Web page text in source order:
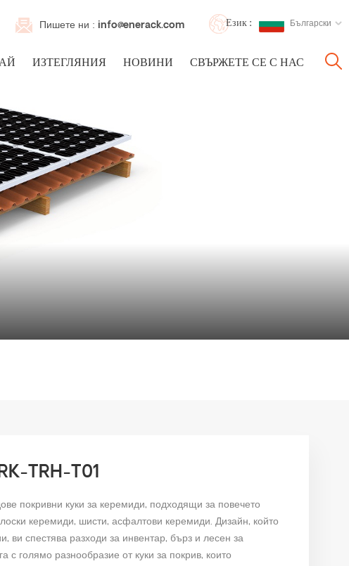
Пишете ни : info@enerack.com Език : Български
ИЗТЕГЛЯНИЯ НОВИНИ СВЪРЖЕТЕ СЕ С НАС
TRH-T01
покривни куки за керемиди, подходящи за повечето
керемиди, шисти, асфалтови керемиди. Дизайн, който
ви спестява разходи за инвентар, бърз и лесен за
с голямо разнообразие от куки за покрив, които